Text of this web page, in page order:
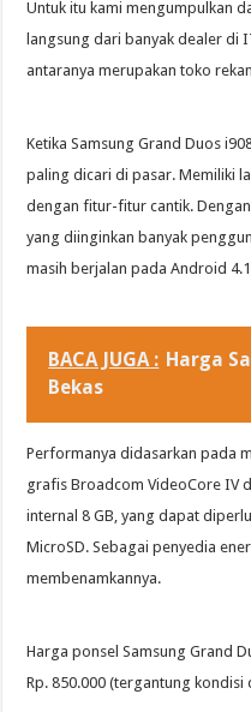
Untuk itu kami mengumpulkan
langsung dari banyak dealer di
antaranya merupakan toko
Ketika Samsung Grand Duos
paling dicari di pasar. Memiliki
dengan fitur-fitur cantik.
yang diinginkan banyak
masih berjalan pada Android
BACA JUGA : Harga
Bekas
Performanya didasarkan pada
grafis Broadcom VideoCore IV
internal 8 GB, yang dapat
MicroSD. Sebagai penyedia
membenamkannya.
Harga ponsel Samsung Grand
Rp. 850.000 (tergantung